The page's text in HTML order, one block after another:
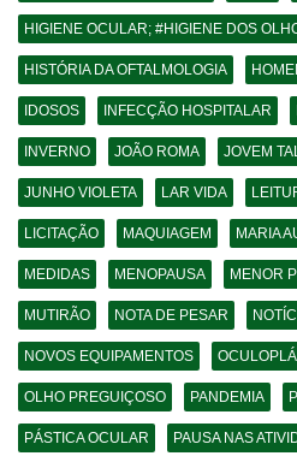
HIGIENE OCULAR; #HIGIENE DOS
HISTÓRIA DA OFTALMOLOGIA
IDOSOS INFECÇÃO HOSPITALAR
INVERNO JOÃO ROMA JOVEM
JUNHO VIOLETA LAR VIDA
LICITAÇÃO MAQUIAGEM MARIA
MEDIDAS MENOPAUSA MENOR
MUTIRÃO NOTA DE PESAR
NOVOS EQUIPAMENTOS
OLHO PREGUIÇOSO PANDEMIA
PÁSTICA OCULAR PAUSA NAS